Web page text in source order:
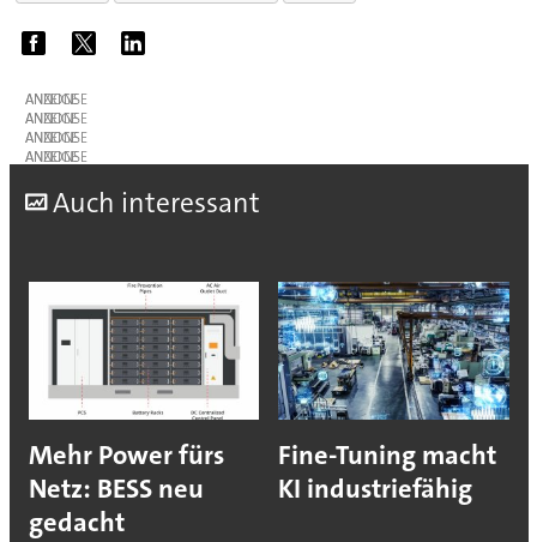
ANZEIGE
ANZEIGE
ANZEIGE
ANZEIGE
Auch interessant
Mehr Power fürs
Netz: BESS neu
gedacht
Fine-Tuning macht
KI industriefähig